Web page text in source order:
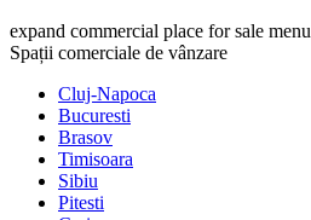
expand commercial place for sale menu
Spații comerciale de vânzare
Cluj-Napoca
Bucuresti
Brasov
Timisoara
Sibiu
Pitesti